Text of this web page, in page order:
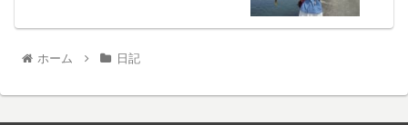
ホーム 日記